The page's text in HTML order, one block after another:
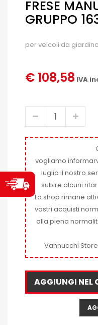
FRESE
GRUPPO
per veicoli da
€ 108,58 IVA
vogliamo
luglio il nostro
subire alcuni
Lo shop rimane
vostri acquisti
alla piena
Vannucchi
AGGIUNGI NEL